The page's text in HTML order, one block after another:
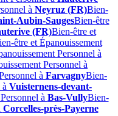
à Neyruz (FR)Bien-
Aubin-SaugesBien-être
(FR)Bien-être et
être et Épanouissement
Personnel à
Personnel à
à FarvagnyBien-
Vuisternens-devant-
à Bas-VullyBien-
Corcelles-près-Payerne